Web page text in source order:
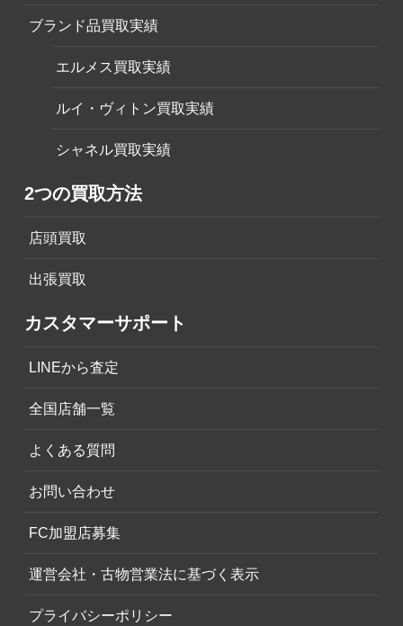
ブランド品買取実績
エルメス買取実績
ルイ・ヴィトン買取実績
シャネル買取実績
2つの買取方法
店頭買取
出張買取
カスタマーサポート
LINEから査定
全国店舗一覧
よくある質問
お問い合わせ
FC加盟店募集
運営会社・古物営業法に基づく表示
プライバシーポリシー